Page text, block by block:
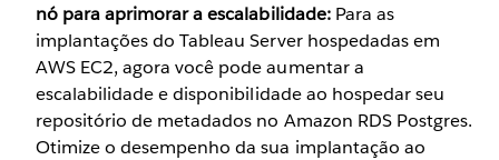
nó para aprimorar a escalabilidade:Para as
implantações do Tableau Server hospedadas em
AWS EC2, agora você pode aumentar a
escalabilidade e disponibilidade ao hospedar seu
repositório de metadados no Amazon RDS Postgres.
Otimize o desempenho da sua implantação ao